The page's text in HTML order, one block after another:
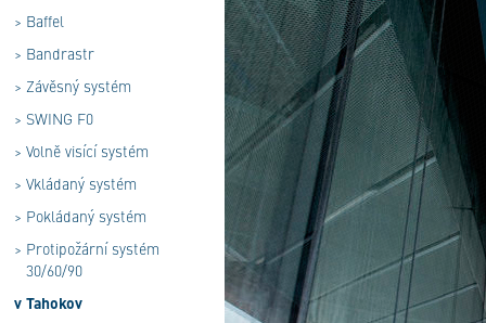
> Baffel
> Bandrastr
> Závěsný systém
> SWING F0
> Volně visící systém
> Vkládaný systém
> Pokládaný systém
> Protipožární systém
30/60/90
v Tahokov